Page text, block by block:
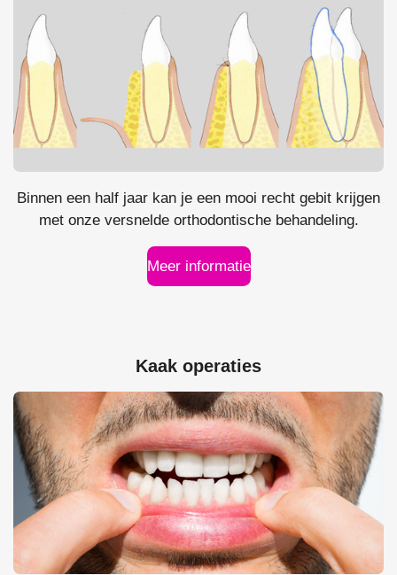
Binnen een half jaar kan je een mooi recht gebit krijgen
met onze versnelde orthodontische behandeling.
Meer informatie
Kaak operaties